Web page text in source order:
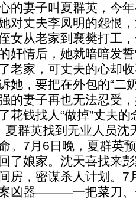
妻子叫夏群英，今年
对丈夫李凤明的怨恨
女从老家到襄樊打工
奸情后，她就暗暗发
老家，可丈夫的心却
她，要把在外包的“二
的妻子再也无法忍受
花钱找人“做掉”丈夫的
英找到无业人员沈
。7月6日晚，夏群英
了娘家。沈天喜找来
房，密谋杀人计划。7
凶器———一把菜刀、